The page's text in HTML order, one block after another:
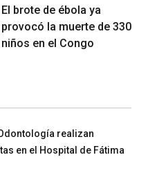
El brote de ébola ya
provocó la muerte de 330
niños en el Congo
realizan
en el Hospital de Fátima